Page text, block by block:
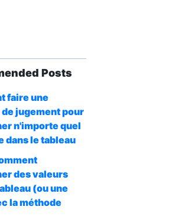
Posts
faire une
jugement pour
n'importe quel
dans le tableau
des valeurs
(ou une
la méthode